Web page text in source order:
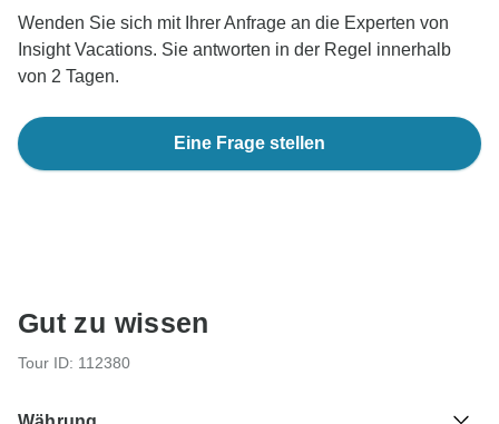
Wenden Sie sich mit Ihrer Anfrage an die Experten von
Insight Vacations. Sie antworten in der Regel innerhalb
von 2 Tagen.
Eine Frage stellen
Gut zu wissen
Tour ID: 112380